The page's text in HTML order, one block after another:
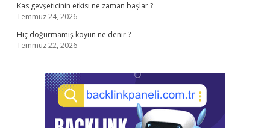
Kas gevşeticinin etkisi ne zaman başlar ?
Temmuz 24, 2026
Hiç doğurmamış koyun ne denir ?
Temmuz 22, 2026